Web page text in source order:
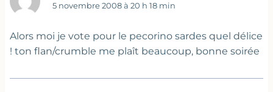
5 novembre 2008 à 20 h 18 min
Alors moi je vote pour le pecorino sardes quel délice
! ton flan/crumble me plaît beaucoup, bonne soirée